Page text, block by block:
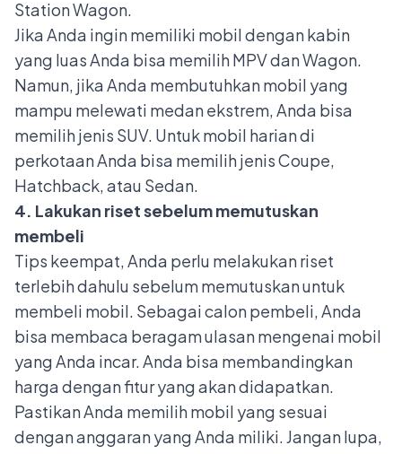
Station Wagon.
Jika Anda ingin memiliki mobil dengan kabin
yang luas Anda bisa memilih MPV dan Wagon.
Namun, jika Anda membutuhkan mobil yang
mampu melewati medan ekstrem, Anda bisa
memilih jenis SUV. Untuk mobil harian di
perkotaan Anda bisa memilih jenis Coupe,
Hatchback, atau Sedan.
4. Lakukan riset sebelum memutuskan
membeli
Tips keempat, Anda perlu melakukan riset
terlebih dahulu sebelum memutuskan untuk
membeli mobil. Sebagai calon pembeli, Anda
bisa membaca beragam ulasan mengenai mobil
yang Anda incar. Anda bisa membandingkan
harga dengan fitur yang akan didapatkan.
Pastikan Anda memilih mobil yang sesuai
dengan anggaran yang Anda miliki. Jangan lupa,